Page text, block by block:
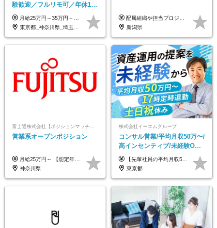
験歓迎／フルリモ可／年休127
日／おしゃれ自由／海外研修
年10回／美容・サウナ割あり
月給25万円～35万円＋インセンティブ 未経験者：月給25万円～＋インセンティブ 経験者：月給35万円～＋インセンティブ （※経験者は営業経験5年以上の方を想定） ※経験・スキルなどを考慮のうえ、決定します ※時間外手当は別途全額支給します
東京都_神奈川県_埼玉県_千葉県_大阪府_愛知県_北海道_青森県_岩手県_宮城県_秋田県_山形県_福島県_茨城県_栃木県_群馬県_新潟県_山梨県_長野県_富山県_石川県_福井県_静岡県_岐阜県_三重県_兵庫県_京都府_滋賀県_奈良県_和歌山県_広島県_岡山県_鳥取県_島根県_山口県_徳島県_香川県_愛媛県_高知県_福岡県_熊本県_佐賀県_長崎県_大分県_宮崎県_鹿児島県_沖縄県
配属組織や担当プロジェクトにより異なります。 想定年収：400万円～1000万円 ※ご経験やスキルに応じて決定します。 ※上記想定年収はあくまでも目安の金額であり、 選考を通じて上下する可能性があります。
新潟県
営業系オープンポジション
月給25万円～ 【想定年収】 400万円～1000万円（残業代及び諸手当込） ※ご経験、前年収、ご年齢に応じて決定します。
神奈川県
株式会社イーエムグループ
コンサル営業/平均月収50万〜/
高インセンティブ/未経験OK/
残業なし/4,50代も活躍/ブラン
ク可/面接1回
【先輩社員の平均月収50万円】 月給30万円以上+インセンティブ+その他手当 ※経験・スキルを考慮の上で給与を決定します ※上記には5万円（月20時間分）のみなし残業代と一律手当（営業手当4万円、能力評価手当4万円）を含みます ※上記を超える残業代は別途全額支給します ※試用期間：3ヶ月あり（試用期間中の待遇に差異なし）
東京都